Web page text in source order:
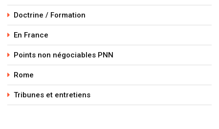
Doctrine / Formation
En France
Points non négociables PNN
Rome
Tribunes et entretiens